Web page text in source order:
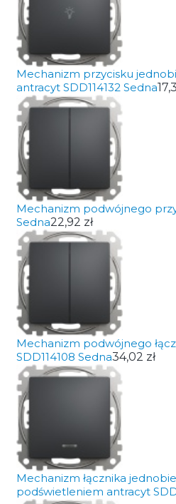
Mechanizm przycisku
antracyt SDD114132 Sedna
Mechanizm podwójnego
Sedna22,92 zł
Mechanizm podwójnego
SDD114108 Sedna34,02 zł
Mechanizm łącznika
podświetleniem antracyt